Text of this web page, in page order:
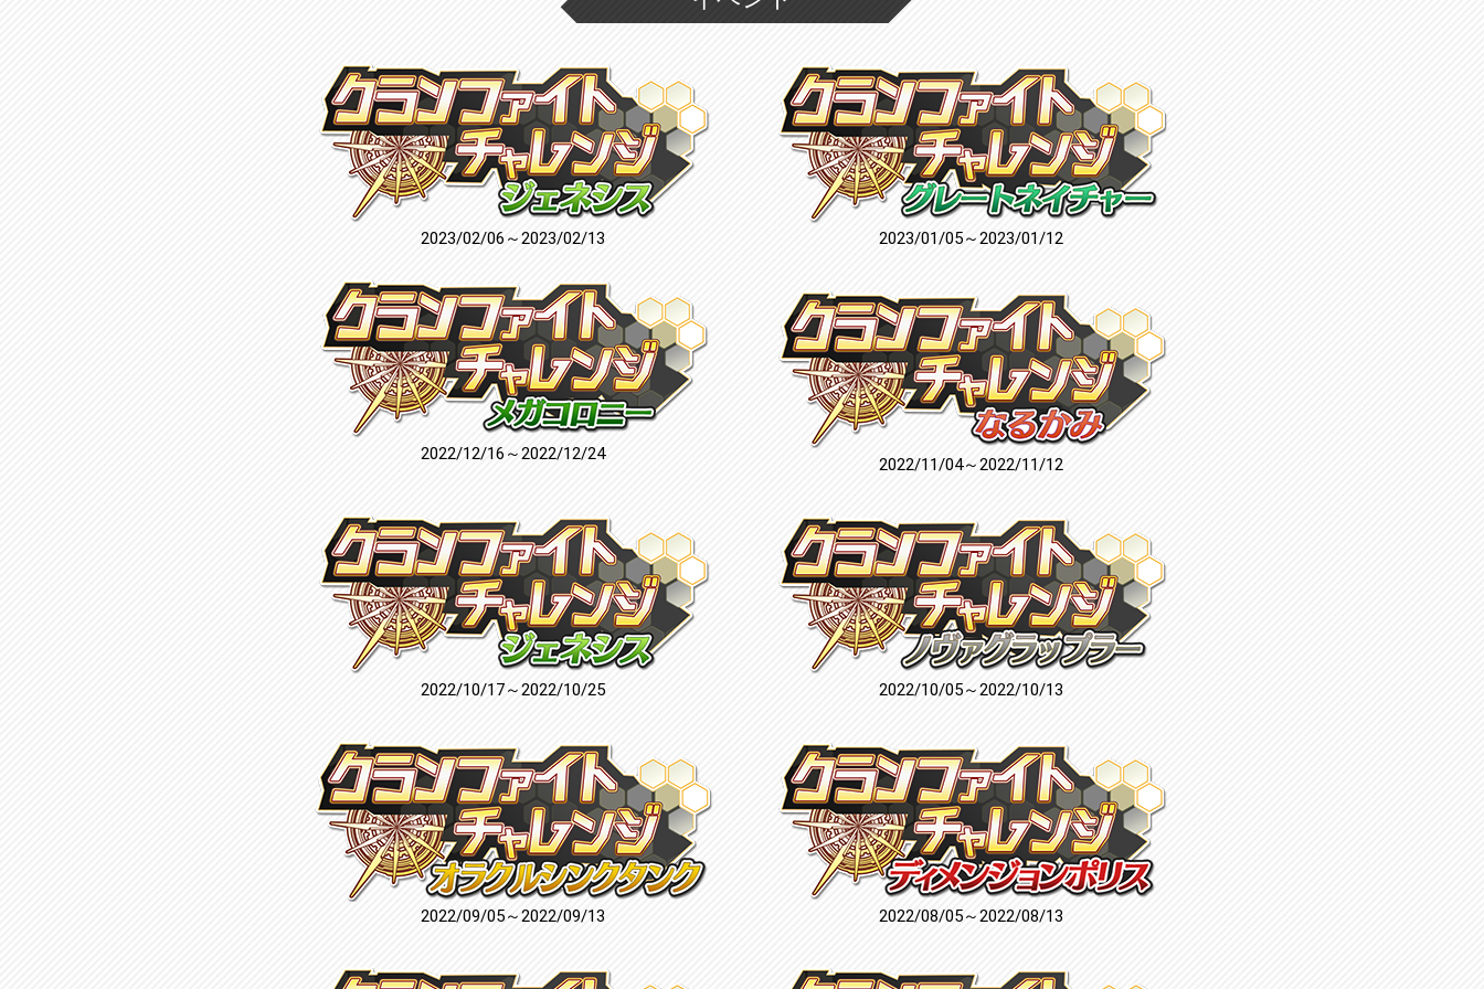
2023/02/06～2023/02/13 2023/01/05～2023/01/12
2022/12/16～2022/12/24
2022/11/04～2022/11/12
2022/10/17～2022/10/25 2022/10/05～2022/10/13
2022/09/05～2022/09/13 2022/08/05～2022/08/13